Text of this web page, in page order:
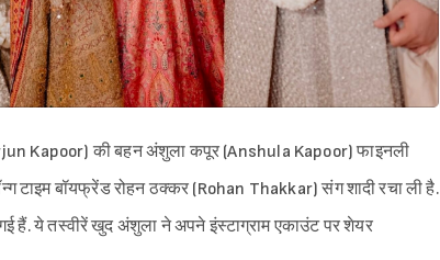
Kapoor) की बहन अंशुला कपूर (Anshula Kapoor) फाइनली
टाइम बॉयफ्रेंड रोहन ठक्कर (Rohan Thakkar) संग शादी रचा ली है.
हैं. ये तस्वीरें खुद अंशुला ने अपने इंस्टाग्राम एकाउंट पर शेयर